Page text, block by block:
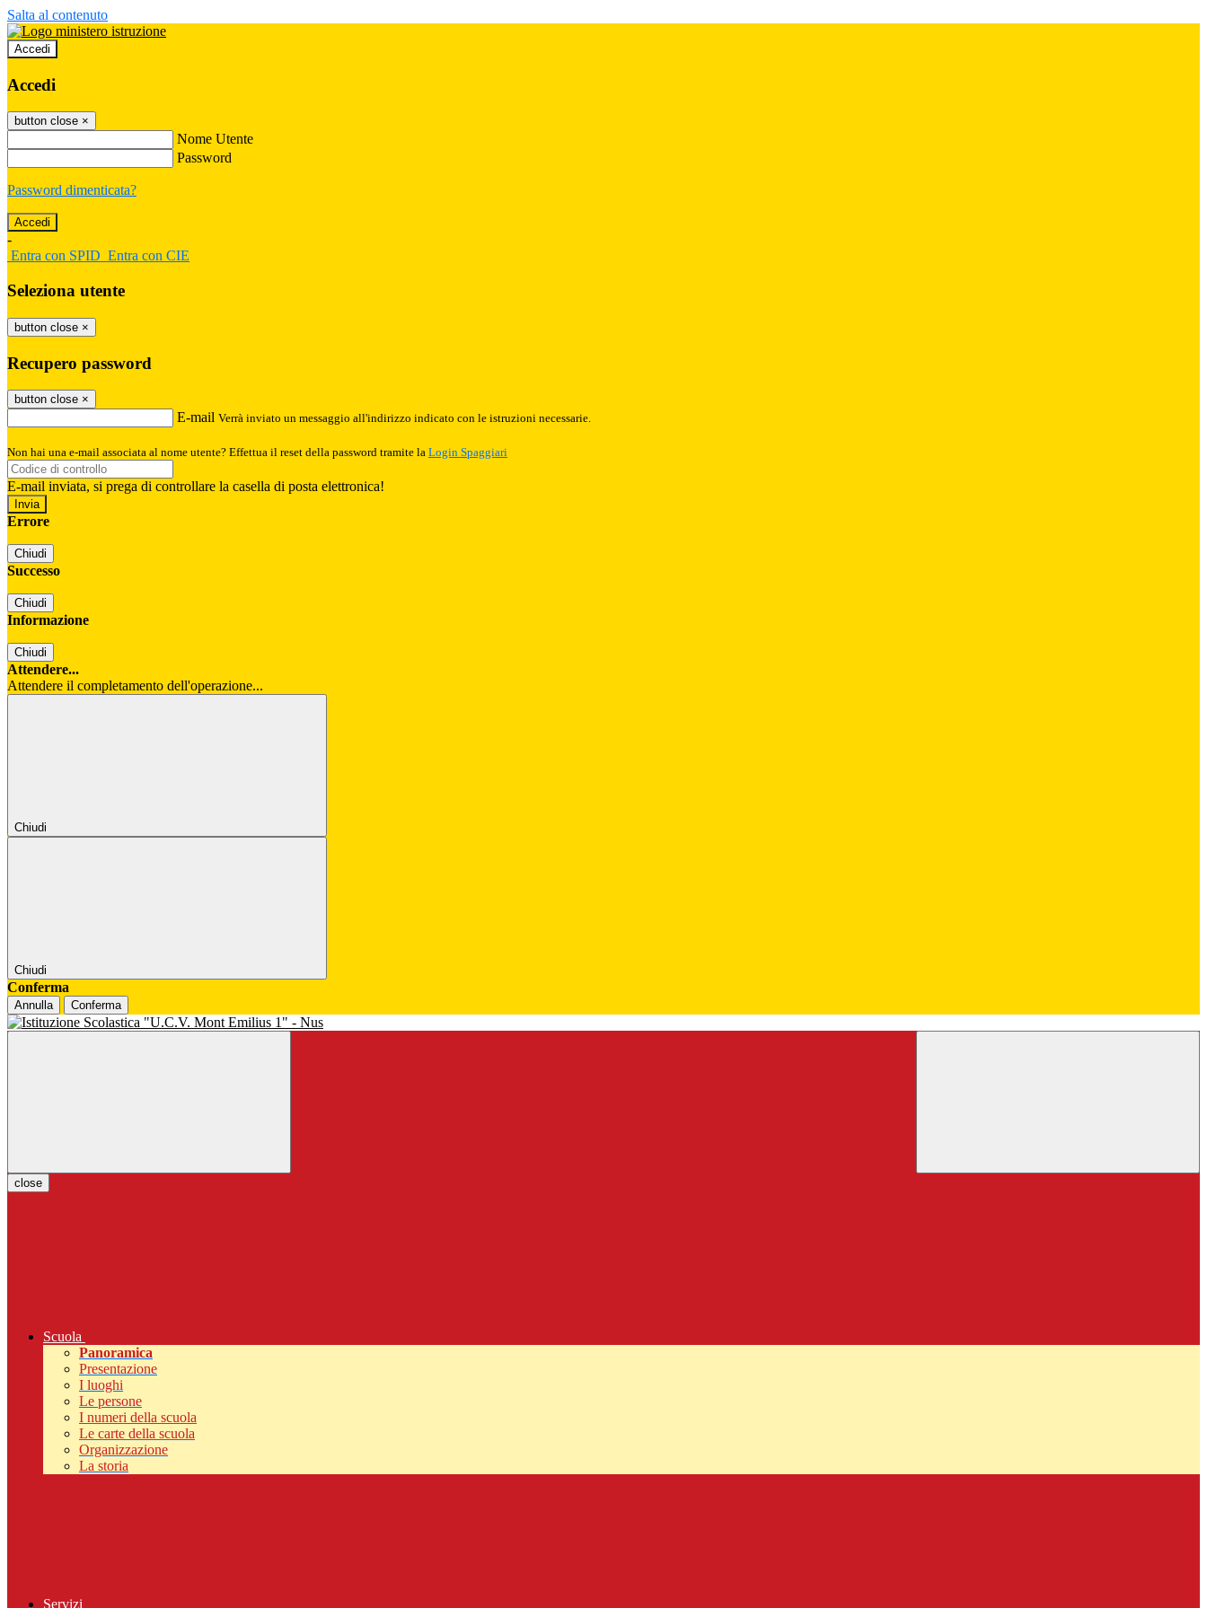
Salta al contenuto
Accedi
Accedi
button close ×
Nome Utente
Password
Password dimenticata?
-
Entra con SPID Entra con CIE
Seleziona utente
button close ×
Recupero password
button close ×
E-mail Verrà inviato un messaggio all'indirizzo indicato con le istruzioni necessarie.
Non hai una e-mail associata al nome utente? Effettua il reset della password tramite la Login Spaggiari
E-mail inviata, si prega di controllare la casella di posta elettronica!
Errore
Chiudi
Successo
Chiudi
Informazione
Chiudi
Attendere...
Attendere il completamento dell'operazione...
Chiudi
Chiudi
Conferma
Annulla Conferma
close
Scuola
Panoramica
Presentazione
I luoghi
Le persone
I numeri della scuola
Le carte della scuola
Organizzazione
La storia
Servizi